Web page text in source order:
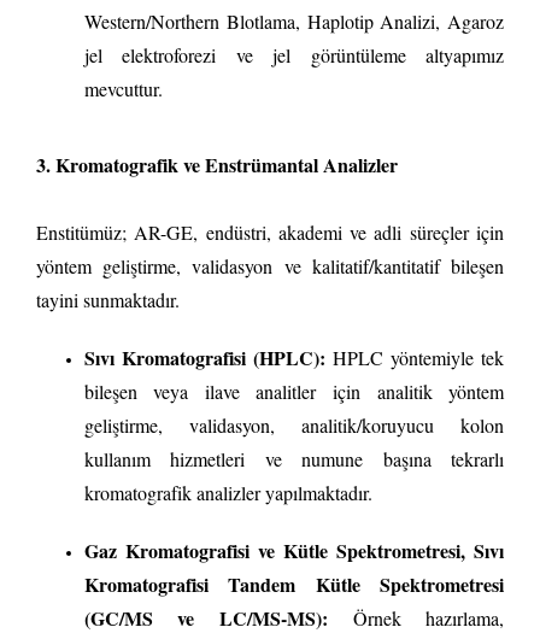
Western/Northern Blotlama, Haplotip Analizi, Agaroz
jel elektroforezi ve jel görüntüleme altyapımız
mevcuttur.
3. Kromatografik ve Enstrümantal Analizler
Enstitümüz; AR-GE, endüstri, akademi ve adli süreçler için
yöntem geliştirme, validasyon ve kalitatif/kantitatif bileşen
tayini sunmaktadır.
Sıvı Kromatografisi (HPLC): HPLC yöntemiyle tek
bileşen veya ilave analitler için analitik yöntem
geliştirme, validasyon, analitik/koruyucu kolon
kullanım hizmetleri ve numune başına tekrarlı
kromatografik analizler yapılmaktadır.
Gaz Kromatografisi ve Kütle Spektrometresi, Sıvı
Kromatografisi Tandem Kütle Spektrometresi
(GC/MS ve LC/MS-MS): Örnek hazırlama,